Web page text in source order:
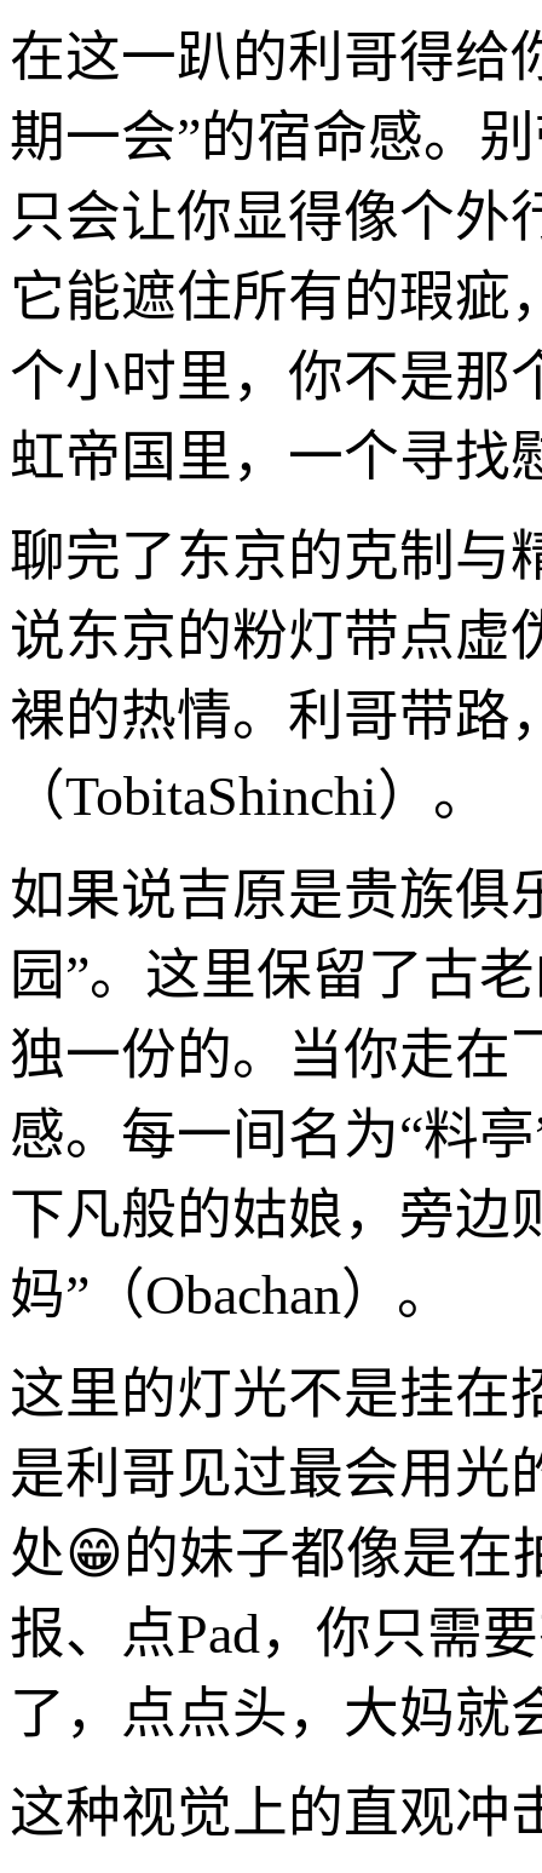
在这一趴的利哥得给
期一会”的宿命感。
只会让你显得像个外
它能遮住所有的瑕疵
个小时里，你不是那
虹帝国里，一个寻找
聊完了东京的克制与
说东京的粉灯带点虚
裸的热情。利哥带
（TobitaShinchi）。
如果说吉原是贵族俱
园”。这里保留了古
独一份的。当你走在
感。每一间名为“料
下凡般的姑娘，旁边
妈”（Obachan）。
这里的灯光不是挂在
是利哥见过最会用光
处😁的妹子都像是在
报、点Pad，你只需
了，点点头，大妈就
这种视觉上的直观冲